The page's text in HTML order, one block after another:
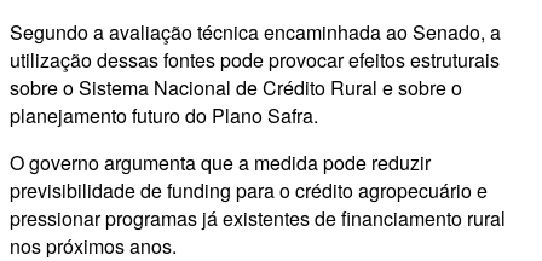
Segundo a avaliação técnica encaminhada ao Senado, a
utilização dessas fontes pode provocar efeitos estruturais
sobre o Sistema Nacional de Crédito Rural e sobre o
planejamento futuro do Plano Safra.
O governo argumenta que a medida pode reduzir
previsibilidade de funding para o crédito agropecuário e
pressionar programas já existentes de financiamento rural
nos próximos anos.